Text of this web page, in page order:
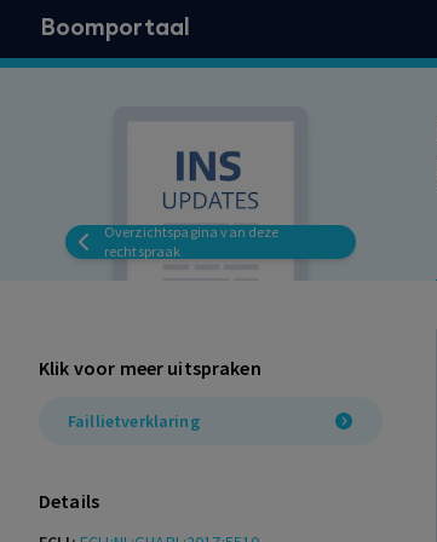
Boomportaal
Overzichtspagina van deze
rechtspraak
Klik voor meer uitspraken
Faillietverklaring
Details